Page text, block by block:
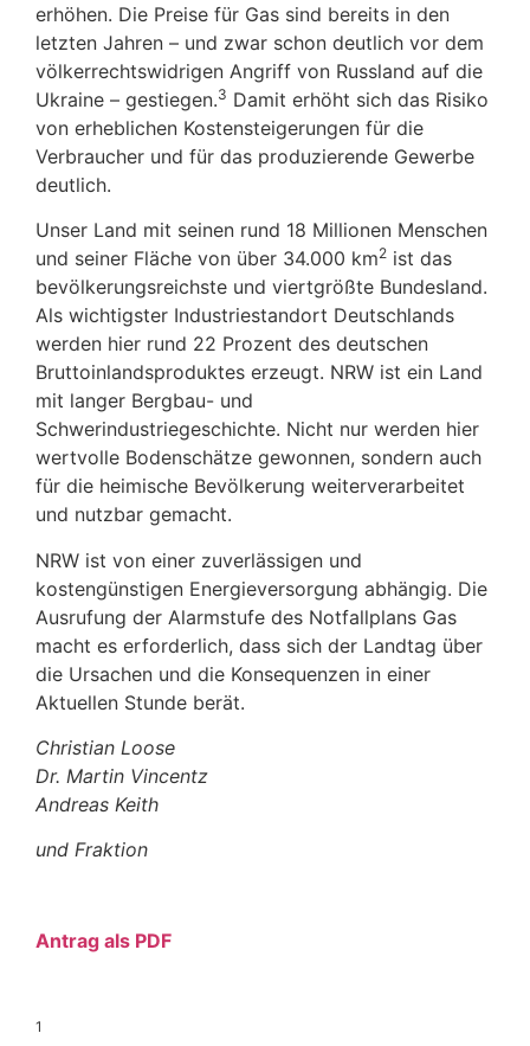
erhöhen. Die Preise für Gas sind bereits in den
letzten Jahren – und zwar schon deutlich vor dem
völkerrechtswidrigen Angriff von Russland auf die
Ukraine – gestiegen.3 Damit erhöht sich das Risiko
von erheblichen Kostensteigerungen für die
Verbraucher und für das produzierende Gewerbe
deutlich.
Unser Land mit seinen rund 18 Millionen Menschen
und seiner Fläche von über 34.000 km2 ist das
bevölkerungsreichste und viertgrößte Bundesland.
Als wichtigster Industriestandort Deutschlands
werden hier rund 22 Prozent des deutschen
Bruttoinlandsproduktes erzeugt. NRW ist ein Land
mit langer Bergbau- und
Schwerindustriegeschichte. Nicht nur werden hier
wertvolle Bodenschätze gewonnen, sondern auch
für die heimische Bevölkerung weiterverarbeitet
und nutzbar gemacht.
NRW ist von einer zuverlässigen und
kostengünstigen Energieversorgung abhängig. Die
Ausrufung der Alarmstufe des Notfallplans Gas
macht es erforderlich, dass sich der Landtag über
die Ursachen und die Konsequenzen in einer
Aktuellen Stunde berät.
Christian Loose
Dr. Martin Vincentz
Andreas Keith
und Fraktion
Antrag als PDF
1